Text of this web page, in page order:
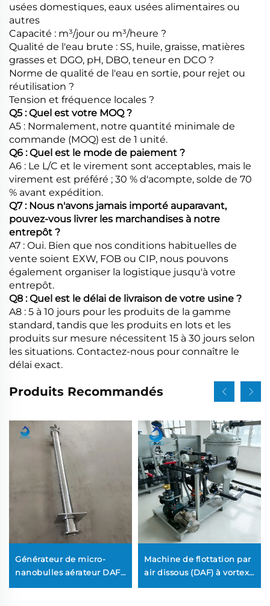
usées domestiques, eaux usées alimentaires ou
autres
Capacité : m³/jour ou m³/heure ?
Qualité de l'eau brute : SS, huile, graisse, matières
grasses et DGO, pH, DBO, teneur en DCO ?
Norme de qualité de l'eau en sortie, pour rejet ou
réutilisation ?
Tension et fréquence locales ?
Q5 : Quel est votre MOQ ?
A5 : Normalement, notre quantité minimale de
commande (MOQ) est de 1 unité.
Q6 : Quel est le mode de paiement ?
A6 : Le L/C et le virement sont acceptables, mais le
virement est préféré ; 30 % d'acompte, solde de 70
% avant expédition.
Q7 : Nous n'avons jamais importé auparavant,
pouvez-vous livrer les marchandises à notre
entrepôt ?
A7 : Oui. Bien que nos conditions habituelles de
vente soient EXW, FOB ou CIP, nous pouvons
également organiser la logistique jusqu'à votre
entrepôt.
Q8 : Quel est le délai de livraison de votre usine ?
A8 : 5 à 10 jours pour les produits de la gamme
standard, tandis que les produits en lots et les
produits sur mesure nécessitent 15 à 30 jours selon
les situations. Contactez-nous pour connaître le
délai exact.
Produits Recommandés
Générateur de micro-
nanobulles aérateur DAF
Machine de flottation par
air dissous (DAF) à vortex